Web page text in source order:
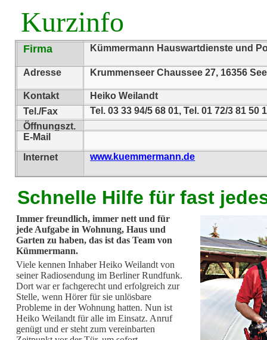
Immer freundlich, immer nett und für
jede Aufgabe in Wohnung, Haus und
Garten zu haben, das ist das Team von
Kümmermann.
Viele kennen Inhaber Heiko Weilandt von
seiner Radiosendung im Berliner Rundfunk.
Dort war er fachgerecht und erfolgreich zur
Stelle, wenn Hörer für sie unlösbare
Probleme in der Wohnung hatten. Nun ist
Heiko Weilandt für alle im Einsatz. Anruf
genügt und er steht zum vereinbarten
Schnelle Hilfe für fast
Kurzinfo
Firma Kümmermann Hauswartdienste und
Adresse Krummenseer Chaussee 27, 16356
Kontakt
Heiko Weilandt
Tel./Fax
Tel. 03 33 94/5 68 01, Tel. 01 72/3 81 50
Öffnungszt.
E-Mail
Internet www.kuemmermann.de